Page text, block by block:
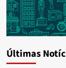
Últimas